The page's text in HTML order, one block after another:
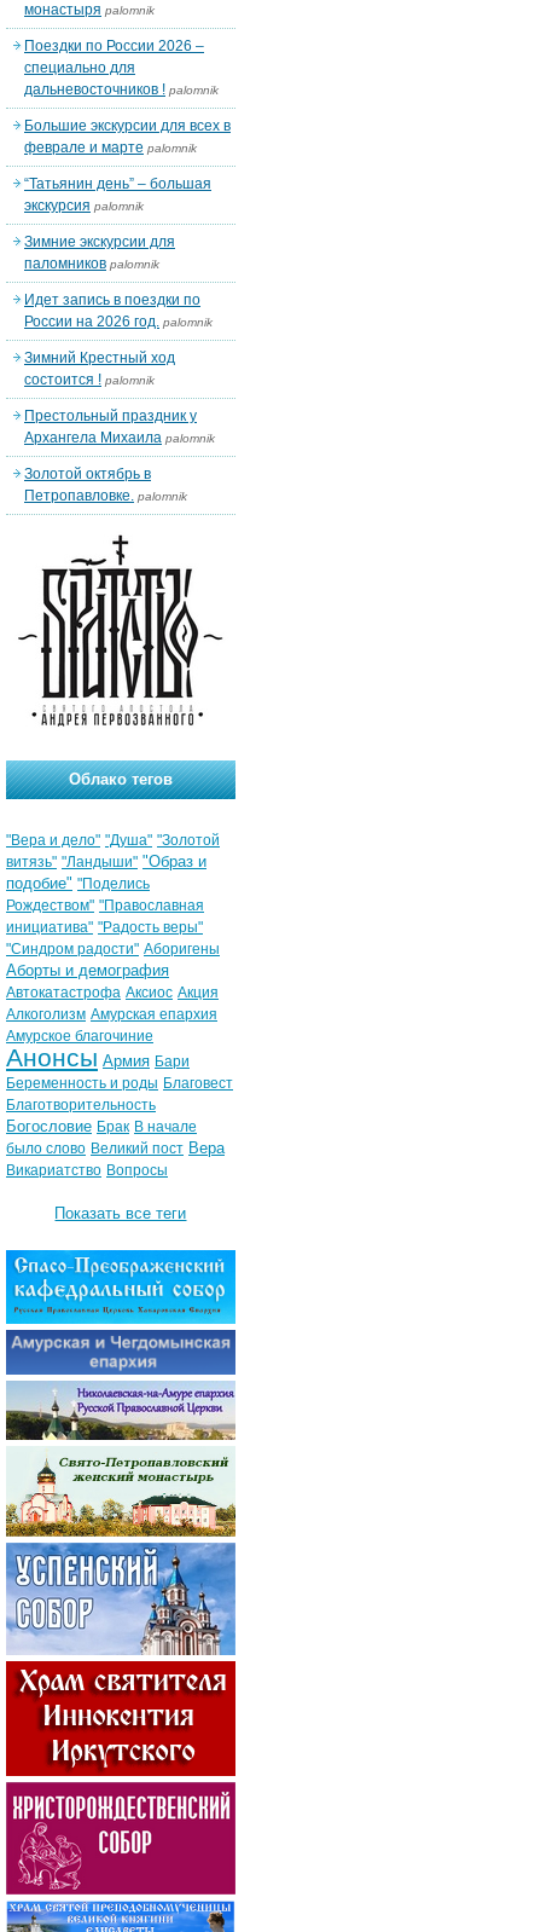
монастыря palomnik
Поездки по России 2026 –
специально для
дальневосточников ! palomnik
Большие экскурсии для всех в
феврале и марте palomnik
“Татьянин день” – большая
экскурсия palomnik
Зимние экскурсии для
паломников palomnik
Идет запись в поездки по
России на 2026 год. palomnik
Зимний Крестный ход
состоится ! palomnik
Престольный праздник у
Архангела Михаила palomnik
Золотой октябрь в
Петропавловке. palomnik
Облако тегов
"Вера и дело" "Душа" "Золотой
витязь" "Ландыши" "Образ и
подобие" "Поделись
Рождеством" "Православная
инициатива" "Радость веры"
"Синдром радости" Аборигены
Аборты и демография
Автокатастрофа Аксиос Акция
Алкоголизм Амурская епархия
Амурское благочиние
Анонсы Армия Бари
Беременность и роды Благовест
Благотворительность
Богословие Брак В начале
было слово Великий пост Вера
Викариатство Вопросы
Показать все теги